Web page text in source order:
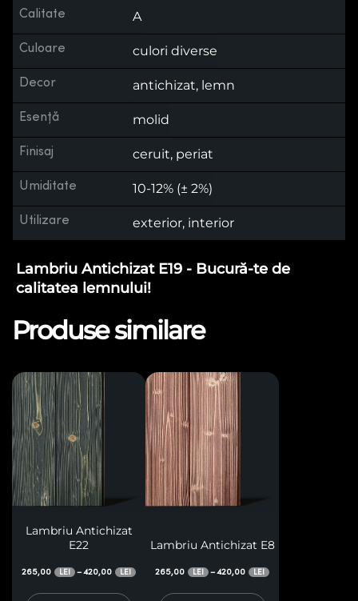
Calitate A
Culoare culori diverse
Decor antichizat, lemn
Esență molid
Finisaj ceruit, periat
Umiditate 10-12% (± 2%)
Utilizare exterior, interior
Lambriu Antichizat E19 - Bucură-te de
calitatea lemnului!
Produse similare
Lambriu Antichizat
E22
265,00 LEI –420,00 LEI
Lambriu Antichizat E8
265,00 LEI –420,00 LEI